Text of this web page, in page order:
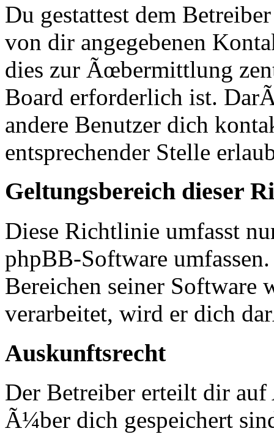
Du gestattest dem
von dir angegebenen
dies zur Ãœbermittlung
Board erforderlich ist.
andere Benutzer dich
entsprechender Stelle
Geltungsbereich dieser
Diese Richtlinie umfasst
phpBB-Software
Bereichen seiner Software
verarbeitet, wird er dich
Auskunftsrecht
Der Betreiber erteilt dir
Ã¼ber dich gespeichert